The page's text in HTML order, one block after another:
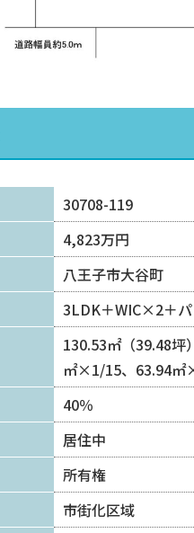
30708-119
4,823万円
八王子市大谷町
3LDK＋WIC×2＋
130.53㎡（39.48
㎡×1/15、63.94㎡
40％
居住中
所有権
市街化区域